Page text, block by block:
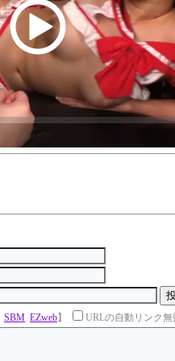
SBM EZweb】 URLの自動リンク無